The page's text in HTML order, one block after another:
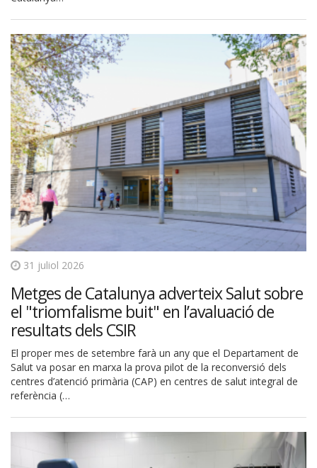
31 juliol 2026
Metges de Catalunya adverteix Salut sobre
el "triomfalisme buit" en l’avaluació de
resultats dels CSIR
El proper mes de setembre farà un any que el Departament de
Salut va posar en marxa la prova pilot de la reconversió dels
centres d’atenció primària (CAP) en centres de salut integral de
referència (…